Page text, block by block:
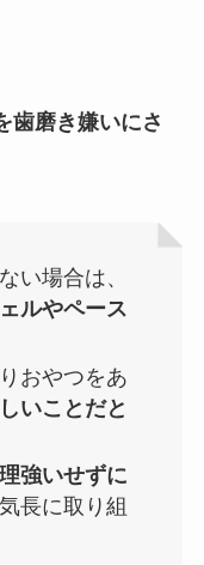
歯磨き嫌いにさ
い場合は、
ルやペース
おやつをあ
いことだと
強いせずに
長に取り組